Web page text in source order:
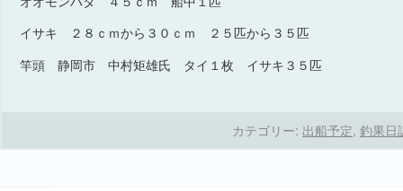
イサキ ２８ｃｍから３０ｃｍ ２５匹から３５匹
竿頭 静岡市 中村矩雄氏 タイ１枚 イサキ３５匹
カテゴリー: 出船予定, 釣果日